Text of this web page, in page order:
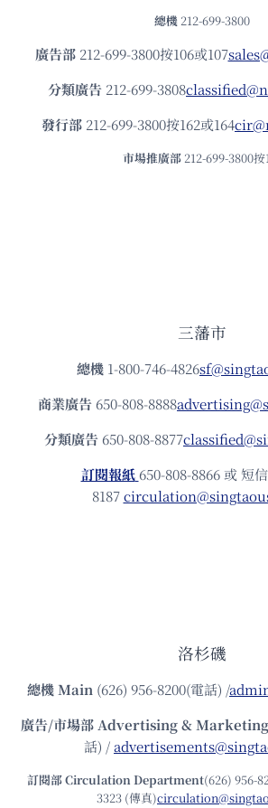
總機 212-699-3800
廣告部212-699-3800按106或107
分類廣告 212-699-3808
發⾏部 212-699-3800按162或164
市場推廣部 212-699-3800按
三藩市
總機 1-800-746-4826
商業廣告 650-808-8888
分類廣告 650-808-8877
訂閱報紙 650-808-8866 或 短
8187
洛杉磯
總機Main (626) 956-8200(電話) /
廣告/市場部Advertising & Marketing
話) /
訂閱部 Circulation Department(626) 956-
3323 (傳真)